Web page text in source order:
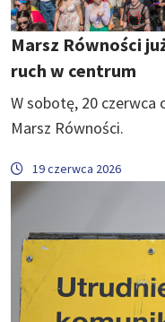
Marsz Równości
ruch w centrum
W sobotę, 20 czerwca
Marsz Równości.
19 czerwca 2026